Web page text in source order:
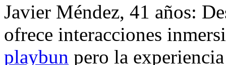
Javier Méndez, 41 años:
ofrece interacciones
playbun pero la